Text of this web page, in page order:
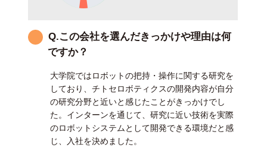
Q.この会社を選んだきっかけや理由は何
ですか？
大学院ではロボットの把持・操作に関する研究を
しており、チトセロボティクスの開発内容が自分
の研究分野と近いと感じたことがきっかけでし
た。インターンを通じて、研究に近い技術を実際
のロボットシステムとして開発できる環境だと感
じ、入社を決めました。